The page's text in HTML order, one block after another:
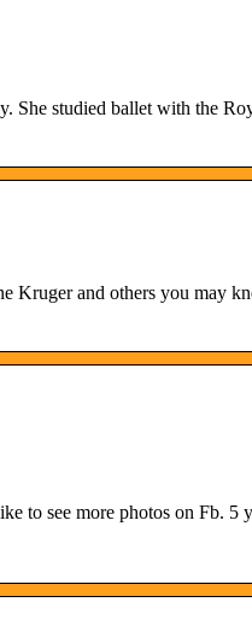
She studied ballet with the
Kruger and others you may
to see more photos on Fb. 5